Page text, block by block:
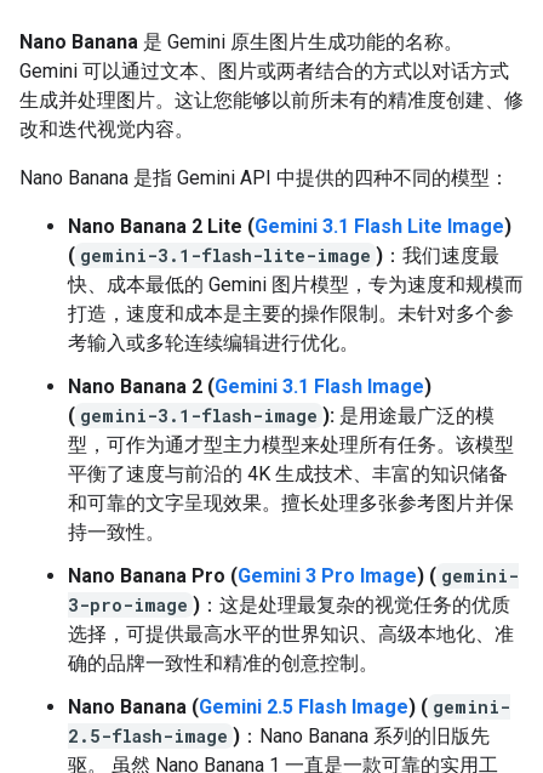
Nano Banana 是 Gemini 原生图片生成功能的名称。
Gemini 可以通过文本、图片或两者结合的方式以对话方式
生成并处理图片。这让您能够以前所未有的精准度创建、修
改和迭代视觉内容。
Nano Banana 是指 Gemini API 中提供的四种不同的模型：
Nano Banana 2 Lite (Gemini 3.1 Flash Lite Image)
( gemini-3.1-flash-lite-image ) ：我们速度最
快、成本最低的 Gemini 图片模型，专为速度和规模而
打造，速度和成本是主要的操作限制。未针对多个参
考输入或多轮连续编辑进行优化。
Nano Banana 2 (Gemini 3.1 Flash Image)
( gemini-3.1-flash-image ): 是用途最广泛的模
型，可作为通才型主力模型来处理所有任务。该模型
平衡了速度与前沿的 4K 生成技术、丰富的知识储备
和可靠的文字呈现效果。擅长处理多张参考图片并保
持一致性。
Nano Banana Pro (Gemini 3 Pro Image) ( gemini-
3-pro-image ) ：这是处理最复杂的视觉任务的优质
选择，可提供最高水平的世界知识、高级本地化、准
确的品牌一致性和精准的创意控制。
Nano Banana (Gemini 2.5 Flash Image) ( gemini-
2.5-flash-image ) ：Nano Banana 系列的旧版先
驱。 虽然 Nano Banana 1 一直是一款可靠的实用工